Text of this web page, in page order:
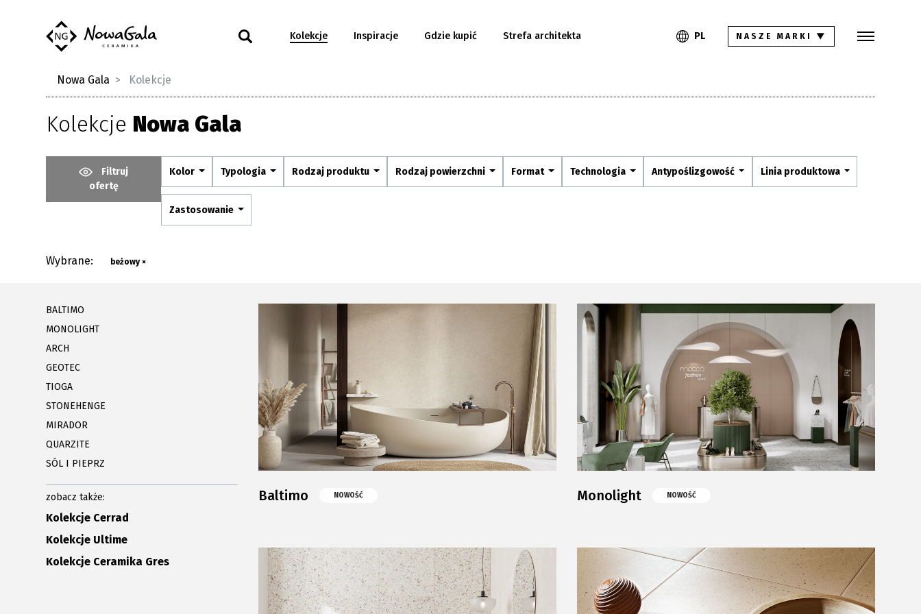
PL
Kolekcje Inspiracje Gdzie kupić Strefa architekta PL NASZE MARKI ▼
Nowa Gala Kolekcje
Kolekcje Nowa Gala
Filtruj
ofertę
Kolor Typologia Rodzaj produktu Rodzaj powierzchni Format Technologia Antypoślizgowość Linia produktowa
Zastosowanie
Wybrane: beżowy ×
BALTIMO
MONOLIGHT
ARCH
GEOTEC
TIOGA
STONEHENGE
MIRADOR
QUARZITE
SÓL I PIEPRZ
zobacz także:
Kolekcje Cerrad
Kolekcje Ultime
Kolekcje Ceramika Gres
Baltimo NOWOŚĆ Monolight NOWOŚĆ
Inspiracje
Pliki do pobrania
Strefa architekta
Komunikacja z akcjonariuszami
Relacje inwestorskie
Plan połączenia